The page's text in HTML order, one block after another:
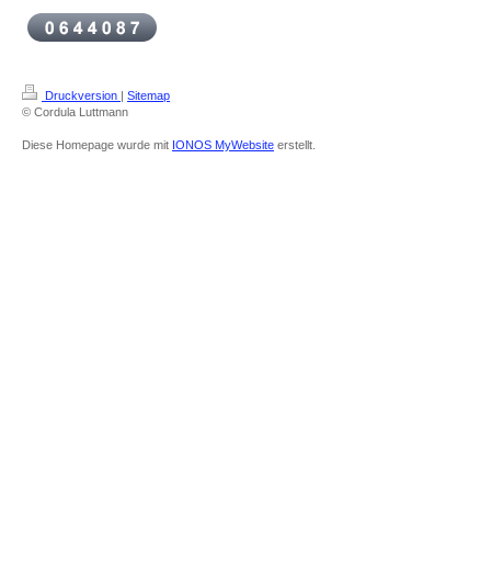
Druckversion | Sitemap
© Cordula Luttmann
Diese Homepage wurde mit IONOS MyWebsite erstellt.